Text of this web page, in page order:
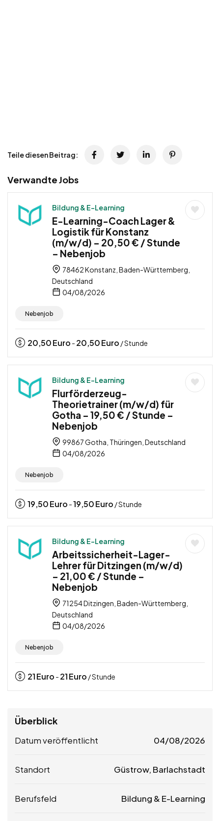
Teile diesen Beitrag:
Verwandte Jobs
Bildung & E-Learning
E-Learning-Coach Lager &
Logistik für Konstanz
(m/w/d) – 20,50 € / Stunde
– Nebenjob
78462 Konstanz, Baden-Württemberg,
Deutschland
04/08/2026
Nebenjob
20,50Euro - 20,50Euro / Stunde
Bildung & E-Learning
Flurförderzeug-
Theorietrainer (m/w/d) für
Gotha – 19,50 € / Stunde –
Nebenjob
99867 Gotha, Thüringen, Deutschland
04/08/2026
Nebenjob
19,50Euro -19,50Euro / Stunde
Bildung & E-Learning
Arbeitssicherheit-Lager-
Lehrer für Ditzingen (m/w/d)
– 21,00 € / Stunde –
Nebenjob
71254 Ditzingen, Baden-Württemberg,
Deutschland
04/08/2026
Nebenjob
21Euro - 21Euro / Stunde
Überblick
Datum veröffentlicht 04/08/2026
Standort Güstrow, Barlachstadt
Berufsfeld Bildung & E-Learning